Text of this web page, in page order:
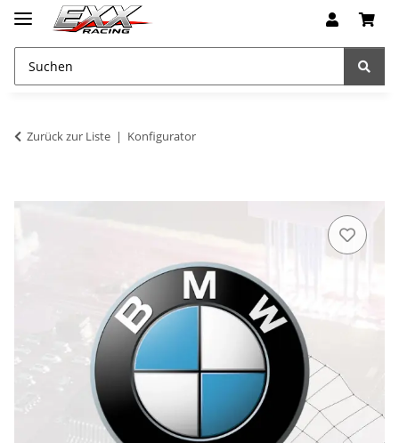
Zurück zur Liste Konfigurator